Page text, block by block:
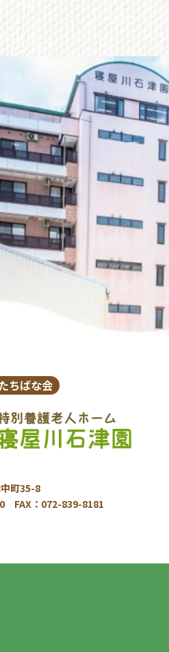
ちばな会
町35-8
FAX：072-839-8181